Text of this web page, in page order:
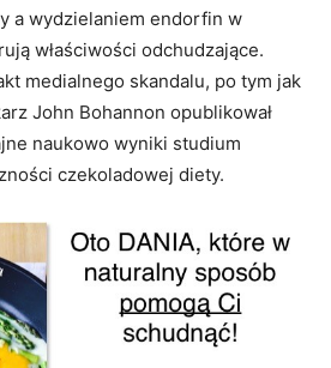
a wydzielaniem endorfin w
właściwości odchudzające.
medialnego skandalu, po tym jak
John Bohannon opublikował
naukowo wyniki studium
czekoladowej diety.